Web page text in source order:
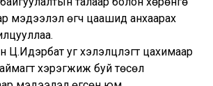
мэдээлэл өгч цаашид анхаарах
Ц.Идэрбат уг хэлэлцүүлэгт цахимаар
хэрэгжиж буй төсөл